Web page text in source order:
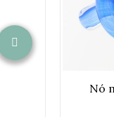
Nó